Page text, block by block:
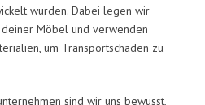
wurden. Dabei legen wir
Möbel und verwenden
um Transportschäden zu
sind wir uns bewusst,